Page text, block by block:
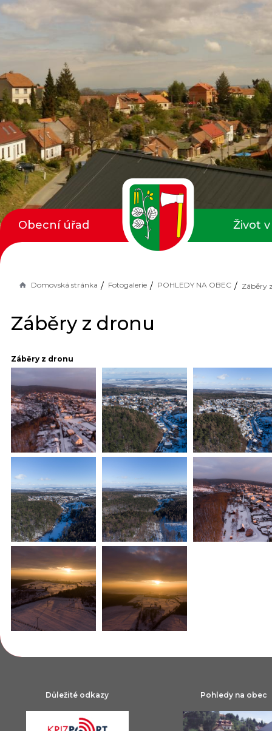
Domovská stránka Fotogalerie POHLEDY NA OBEC Záběry
Záběry z dronu
Záběry z dronu
Obecní úřad Život
Důležité odkazy Pohledy na obec